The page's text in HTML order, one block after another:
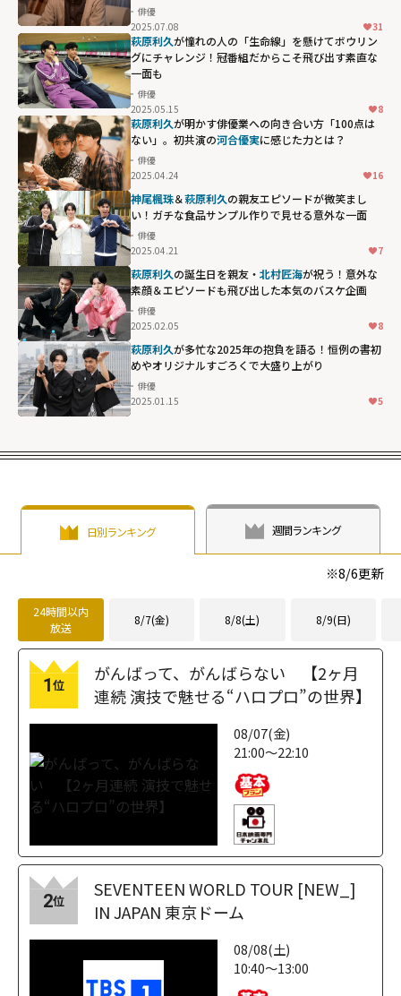
俳優
2025.07.08
31
萩原利久が憧れの人の「生命線」を懸けてボウリン
グにチャレンジ！冠番組だからこそ飛び出す素直な
一面も
俳優
2025.05.15
8
萩原利久が明かす俳優業への向き合い方「100点は
ない」。初共演の河合優実に感じた力とは？
俳優
2025.04.24
16
神尾楓珠＆萩原利久の親友エピソードが微笑まし
い！ガチな食品サンプル作りで見せる意外な一面
俳優
2025.04.21
7
萩原利久の誕生日を親友・ 北村匠海が祝う！意外な
素顔＆エピソードも飛び出した本気のバスケ企画
俳優
2025.02.05
8
萩原利久が多忙な2025年の抱負を語る！恒例の書初
めやオリジナルすごろくで大盛り上がり
俳優
2025.01.15
5
日別ランキング 週間ランキング
※8/6更新
24時間以内
放送
8/7(金) 8/8(土) 8/9(日)
1位
がんばって、がんばらない 【2ヶ月
連続 演技で魅せる“ハロプロ”の世界】
08/07(金)
21:00～22:10
2位
SEVENTEEN WORLD TOUR [NEW_]
IN JAPAN 東京ドーム
08/08(土)
10:40～13:00